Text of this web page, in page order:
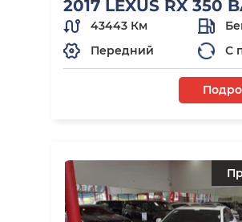
2017 LEXUS RX 350
43443 Км
Передний
С